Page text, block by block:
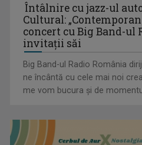
Întâlnire cu jazz-ul
Cultural:
concert cu Big Band-ul
invitaţii săi
Big Band-ul Radio România
ne încântă cu cele mai noi
me vom bucura şi de momentul